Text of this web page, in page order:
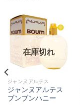
在庫切れ
ジャンヌアルテス
ジャンヌアルテス
ブンブンハニー